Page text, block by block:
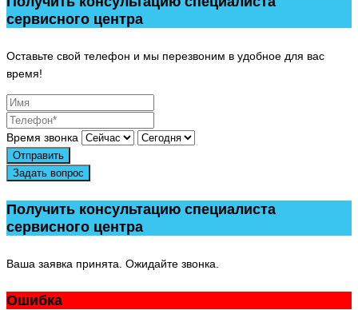
сервисного центра
Оставьте свой телефон и мы перезвоним в удобное для вас
время!
Время звонка
Отправить
Задать вопрос
Получить консультацию специалиста
сервисного центра
Ваша заявка принята. Ожидайте звонка.
Ошибка